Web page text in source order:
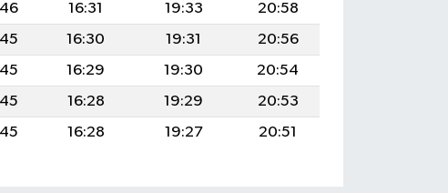
16:31 19:33
20:58
16:30 19:31
20:56
16:29 19:30
20:54
16:28 19:29
20:53
16:28 19:27 20:51